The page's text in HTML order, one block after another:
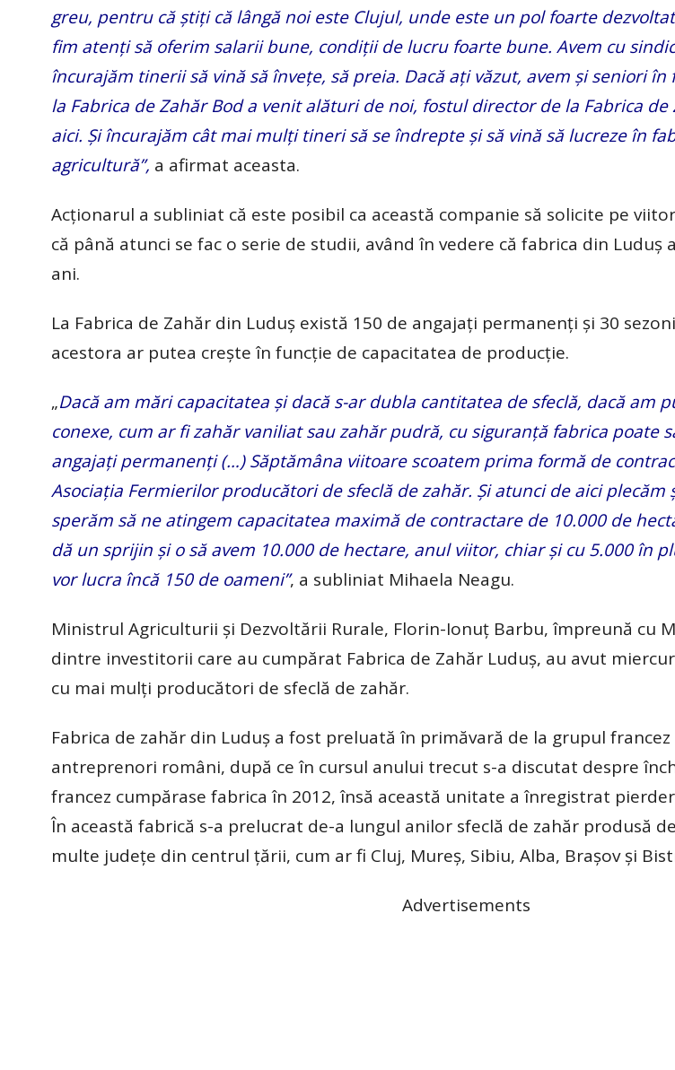
greu, pentru că ştiţi că lângă noi este Clujul, unde este un pol foarte
fim atenţi să oferim salarii bune, condiţii de lucru foarte bune. Avem cu
încurajăm tinerii să vină să înveţe, să preia. Dacă aţi văzut, avem şi seniori
la Fabrica de Zahăr Bod a venit alături de noi, fostul director de la Fabrica
aici. Şi încurajăm cât mai mulţi tineri să se îndrepte şi să vină să lucreze în
agricultură”, a afirmat aceasta.
Acţionarul a subliniat că este posibil ca această companie să solicite pe
că până atunci se fac o serie de studii, având în vedere că fabrica din
ani.
La Fabrica de Zahăr din Luduş există 150 de angajaţi permanenţi şi 30
acestora ar putea creşte în funcţie de capacitatea de producţie.
„Dacă am mări capacitatea şi dacă s-ar dubla cantitatea de sfeclă, dacă am
conexe, cum ar fi zahăr vaniliat sau zahăr pudră, cu siguranţă fabrica poate
angajaţi permanenţi (…) Săptămâna viitoare scoatem prima formă de
Asociaţia Fermierilor producători de sfeclă de zahăr. Şi atunci de aici plecăm
sperăm să ne atingem capacitatea maximă de contractare de 10.000 de
dă un sprijin şi o să avem 10.000 de hectare, anul viitor, chiar şi cu 5.000 în
vor lucra încă 150 de oameni”, a subliniat Mihaela Neagu.
Ministrul Agriculturii şi Dezvoltării Rurale, Florin-Ionuţ Barbu, împreună cu
dintre investitorii care au cumpărat Fabrica de Zahăr Luduş, au avut
cu mai mulţi producători de sfeclă de zahăr.
Fabrica de zahăr din Luduş a fost preluată în primăvară de la grupul
antreprenori români, după ce în cursul anului trecut s-a discutat despre
francez cumpărase fabrica în 2012, însă această unitate a înregistrat
În această fabrică s-a prelucrat de-a lungul anilor sfeclă de zahăr produsă
multe judeţe din centrul ţării, cum ar fi Cluj, Mureş, Sibiu, Alba, Braşov şi
Advertisements